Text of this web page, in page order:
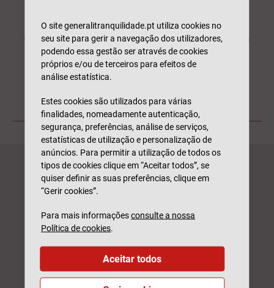
O Portal dos Clássicos é um fórum dedicado a
discussões sobre veículos clássicos, com
milhares de tópicos e mensagens.
Fonte:Portal dos Clássicos
CLÁSSICOS
Peça uma simulação e seja
contactado(a) por um
profissional. Sem
compromisso.
O site generalitranquilidade.pt utiliza cookies no
seu site para gerir a navegação dos utilizadores,
podendo essa gestão ser através de cookies
próprios e/ou de terceiros para efeitos de
análise estatística.
Estes cookies são utilizados para várias
finalidades, nomeadamente autenticação,
segurança, preferências, análise de serviços,
estatísticas de utilização e personalização de
anúncios. Para permitir a utilização de todos os
tipos de cookies clique em “Aceitar todos”, se
quiser definir as suas preferências, clique em
“Gerir cookies”.
Para mais informaçõesconsulte a nossa
Política de cookies.
Aceitar todos